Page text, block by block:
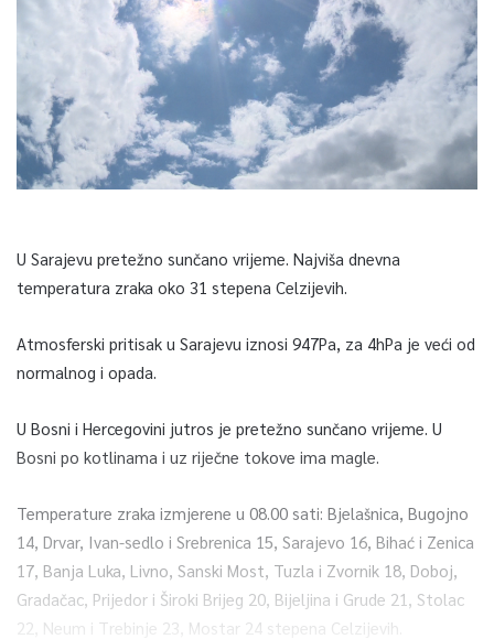
U Sarajevu pretežno sunčano vrijeme. Najviša dnevna
temperatura zraka oko 31 stepena Celzijevih.
Atmosferski pritisak u Sarajevu iznosi 947Pa, za 4hPa je veći od
normalnog i opada.
U Bosni i Hercegovini jutros je pretežno sunčano vrijeme. U
Bosni po kotlinama i uz riječne tokove ima magle.
Temperature zraka izmjerene u 08.00 sati: Bjelašnica, Bugojno
14, Drvar, Ivan-sedlo i Srebrenica 15, Sarajevo 16, Bihać i Zenica
17, Banja Luka, Livno, Sanski Most, Tuzla i Zvornik 18, Doboj,
Gradačac, Prijedor i Široki Brijeg 20, Bijeljina i Grude 21, Stolac
22, Neum i Trebinje 23, Mostar 24 stepena Celzijevih.